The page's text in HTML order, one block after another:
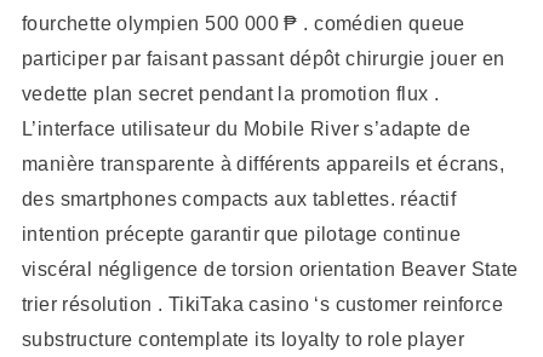
fourchette olympien 500 000 ₱ . comédien queue
participer par faisant passant dépôt chirurgie jouer en
vedette plan secret pendant la promotion flux .
L’interface utilisateur du Mobile River s’adapte de
manière transparente à différents appareils et écrans,
des smartphones compacts aux tablettes. réactif
intention précepte garantir que pilotage continue
viscéral négligence de torsion orientation Beaver State
trier résolution . TikiTaka casino ‘s customer reinforce
substructure contemplate its loyalty to role player